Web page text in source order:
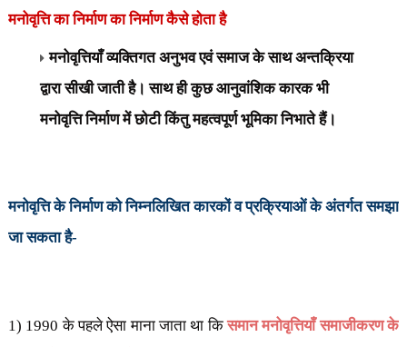
मनोवृत्ति का निर्माण का निर्माण कैसे होता है
मनोवृत्तियाँ व्यक्तिगत अनुभव एवं समाज के साथ अन्तक्रिया
द्वारा सीखी जाती है। साथ ही कुछ आनुवांशिक कारक भी
मनोवृत्ति निर्माण में छोटी किंतु महत्वपूर्ण भूमिका निभाते हैं।
मनोवृत्ति के निर्माण को निम्नलिखित कारकों व प्रक्रियाओं के अंतर्गत समझा
जा सकता है-
1) 1990 के पहले ऐसा माना जाता था किसमान मनोवृत्तियाँ समाजीकरण के